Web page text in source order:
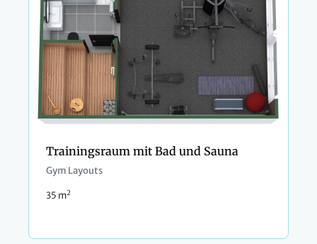
Trainingsraum mit Bad und Sauna
Gym Layouts
35 m2